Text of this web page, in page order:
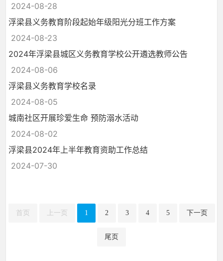
2024-08-28
浮梁县义务教育阶段起始年级阳光分班工作方案
2024-08-23
2024年浮梁县城区义务教育学校公开遴选教师公告
2024-08-06
浮梁县义务教育学校名录
2024-08-05
城南社区开展珍爱生命 预防溺水活动
2024-08-02
浮梁县2024年上半年教育资助工作总结
2024-07-30
首页 上一页 1 2 3 4 5 下一页
尾页